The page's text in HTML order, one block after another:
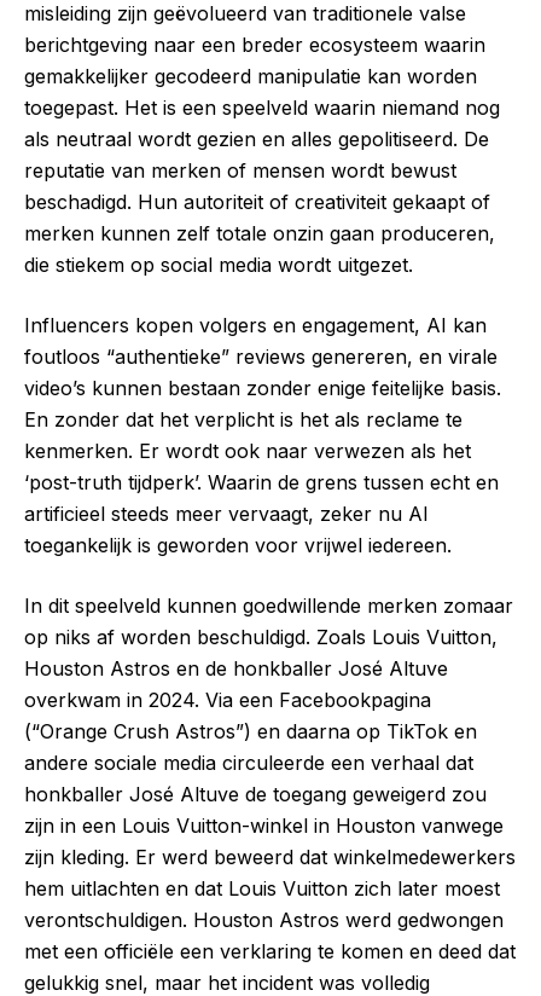
misleiding zijn geëvolueerd van traditionele valse
berichtgeving naar een breder ecosysteem waarin
gemakkelijker gecodeerd manipulatie kan worden
toegepast. Het is een speelveld waarin niemand nog
als neutraal wordt gezien en alles gepolitiseerd. De
reputatie van merken of mensen wordt bewust
beschadigd. Hun autoriteit of creativiteit gekaapt of
merken kunnen zelf totale onzin gaan produceren,
die stiekem op social media wordt uitgezet.
Influencers kopen volgers en engagement, AI kan
foutloos “authentieke” reviews genereren, en virale
video’s kunnen bestaan zonder enige feitelijke basis.
En zonder dat het verplicht is het als reclame te
kenmerken. Er wordt ook naar verwezen als het
‘post-truth tijdperk’. Waarin de grens tussen echt en
artificieel steeds meer vervaagt, zeker nu AI
toegankelijk is geworden voor vrijwel iedereen.
In dit speelveld kunnen goedwillende merken zomaar
op niks af worden beschuldigd. Zoals Louis Vuitton,
Houston Astros en de honkballer José Altuve
overkwam in 2024. Via een Facebookpagina
(“Orange Crush Astros”) en daarna op TikTok en
andere sociale media circuleerde een verhaal dat
honkballer José Altuve de toegang geweigerd zou
zijn in een Louis Vuitton-winkel in Houston vanwege
zijn kleding. Er werd beweerd dat winkelmedewerkers
hem uitlachten en dat Louis Vuitton zich later moest
verontschuldigen. Houston Astros werd gedwongen
met een officiële een verklaring te komen en deed dat
gelukkig snel, maar het incident was volledig